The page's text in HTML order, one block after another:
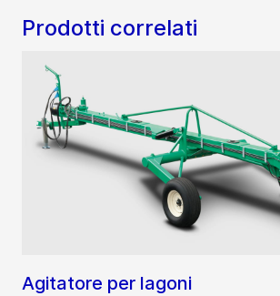
Prodotti correlati
Agitatore per lagoni